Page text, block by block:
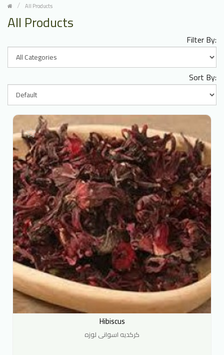
All Products
All Products
Filter By:
Sort By:
Hibiscus
كركديه اسوانى لوزه